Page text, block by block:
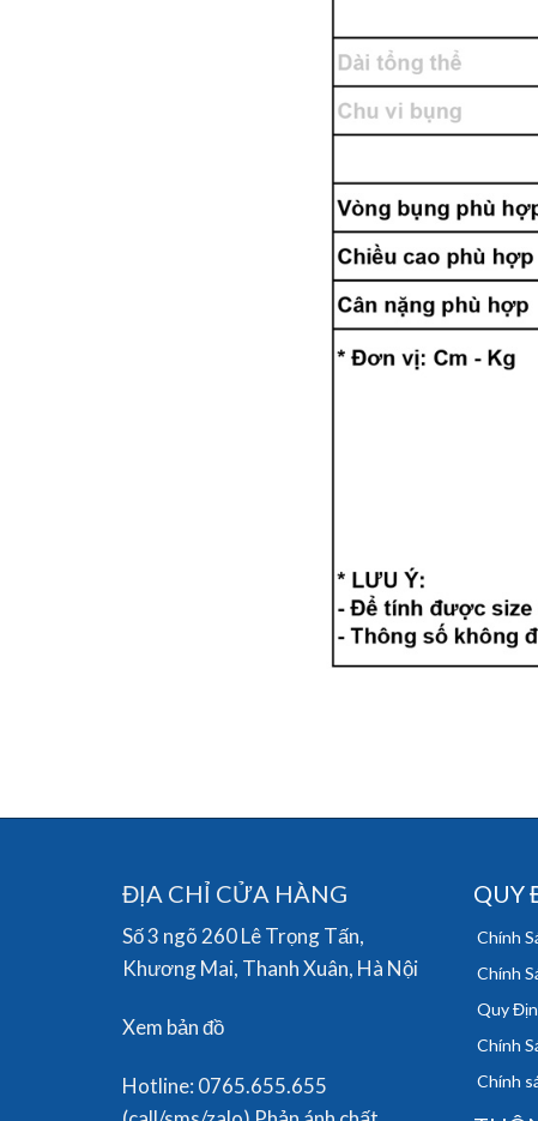
ĐỊA CHỈ CỬA HÀNG
Số 3 ngõ 260 Lê Trọng Tấn,
Khương Mai, Thanh Xuân, Hà Nội
Xem bản đồ
Hotline: 0765.655.655
QUY
Chính
Chính
Quy
Chính
Chính